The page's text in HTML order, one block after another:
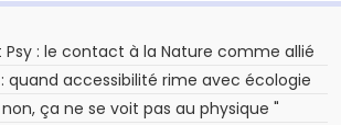
Psy : le contact à la Nature comme allié
quand accessibilité rime avec écologie
ça ne se voit pas au physique "